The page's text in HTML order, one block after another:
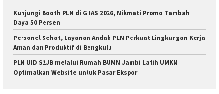
Kunjungi Booth PLN di GIIAS 2026, Nikmati Promo Tambah
Daya 50 Persen
Personel Sehat, Layanan Andal: PLN Perkuat Lingkungan Kerja
Aman dan Produktif di Bengkulu
PLN UID S2JB melalui Rumah BUMN Jambi Latih UMKM
Optimalkan Website untuk Pasar Ekspor